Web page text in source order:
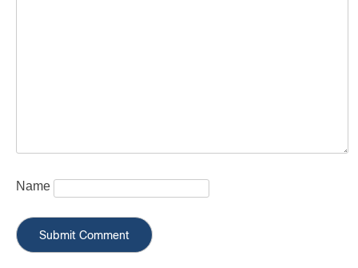
Name